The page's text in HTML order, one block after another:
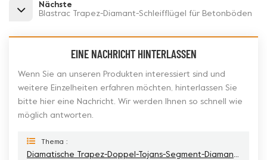
Nächste
Blastrac Trapez-Diamant-Schleifflügel für Betonböden
EINE NACHRICHT HINTERLASSEN
Wenn Sie an unseren Produkten interessiert sind und
weitere Einzelheiten erfahren möchten, hinterlassen Sie
bitte hier eine Nachricht. Wir werden Ihnen so schnell wie
möglich antworten.
Thema :
Diamatische Trapez-Doppel-Tojans-Segment-Diamant-Schleifplatte